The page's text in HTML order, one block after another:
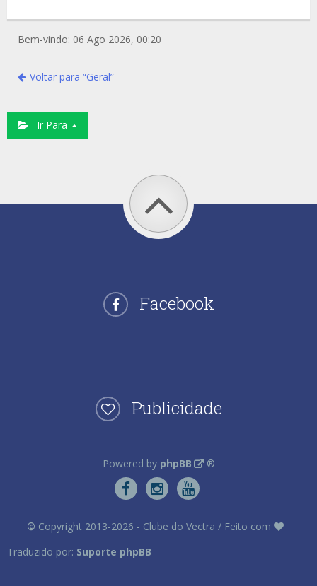
Bem-vindo: 06 Ago 2026, 00:20
Voltar para “Geral”
Ir Para
Facebook
Publicidade
Powered by phpBB ®
© Copyright 2013-2026 - Clube do Vectra / Feito com
Traduzido por: Suporte phpBB